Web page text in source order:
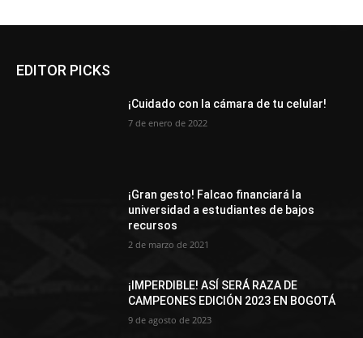
EDITOR PICKS
¡Cuidado con la cámara de tu celular!
7 de enero de 2022
¡Gran gesto! Falcao financiará la
universidad a estudiantes de bajos
recursos
2 de marzo de 2021
¡IMPERDIBLE! ASÍ SERÁ RAZA DE
CAMPEONES EDICIÓN 2023 EN BOGOTÁ
9 de agosto de 2023